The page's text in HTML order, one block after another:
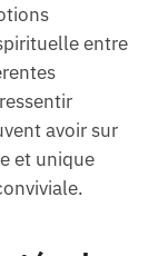
entre
avoir sur
et unique